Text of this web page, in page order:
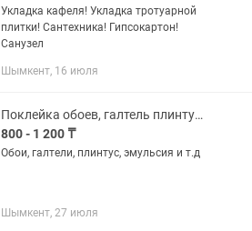
Укладка кафеля! Укладка тротуарной
плитки! Сантехника! Гипсокартон!
Санузел
Шымкент, 16 июля
Поклейка обоев, галтель плинтус ламинат и т.д
800 - 1 200 ₸
Обои, галтели, плинтус, эмульсия и т.д
Шымкент, 27 июля